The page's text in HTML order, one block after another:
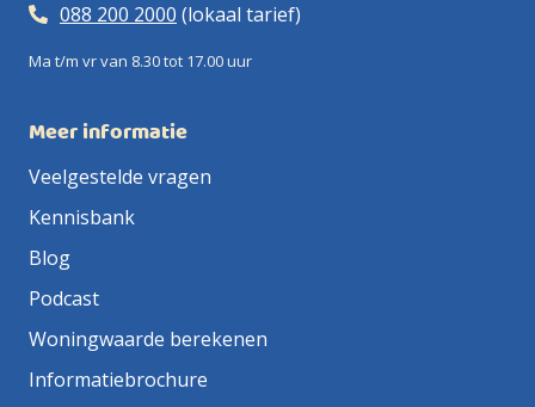
088 200 2000 (lokaal tarief)
Ma t/m vr van 8.30 tot 17.00 uur
Meer informatie
Veelgestelde vragen
Kennisbank
Blog
Podcast
Woningwaarde berekenen
Informatiebrochure